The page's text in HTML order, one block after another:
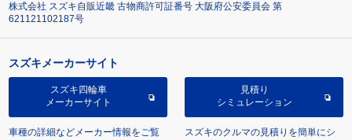
株式会社 スズキ自販近畿 古物商許可証番号 大阪府公安委員会 第
621121102187号
スズキメーカーサイト
スズキ四輪車
メーカーサイト
車種の詳細などメーカー情報をご覧
見積り
シミュレーション
スズキのクルマの見積りを簡単にシ